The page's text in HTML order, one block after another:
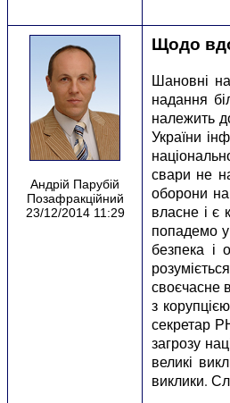
Андрій Парубій
Позафракційний
23/12/2014 11:29
Щодо
Шановні
надання
належить
України
свари не
оборони
власне і є
попадемо у
безпека і
своєчасне
з
секретар
загрозу
великі
виклики.